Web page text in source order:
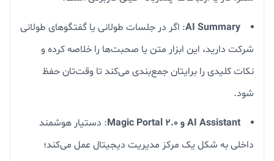
AI Summary: اگر در جلسات طولانی یا گفتگوهای طولانی
شرکت دارید، این ابزار متن یا صحبت‌ها را خلاصه کرده و
نکات کلیدی را برایتان جمع‌بندی می‌کند تا وقت‌تان حفظ
شود.
AI Assistant و Magic Portal 2.0
: دستیار هوشمند
داخلی به شکل یک مرکز مدیریت دیجیتال عمل می‌کند؛